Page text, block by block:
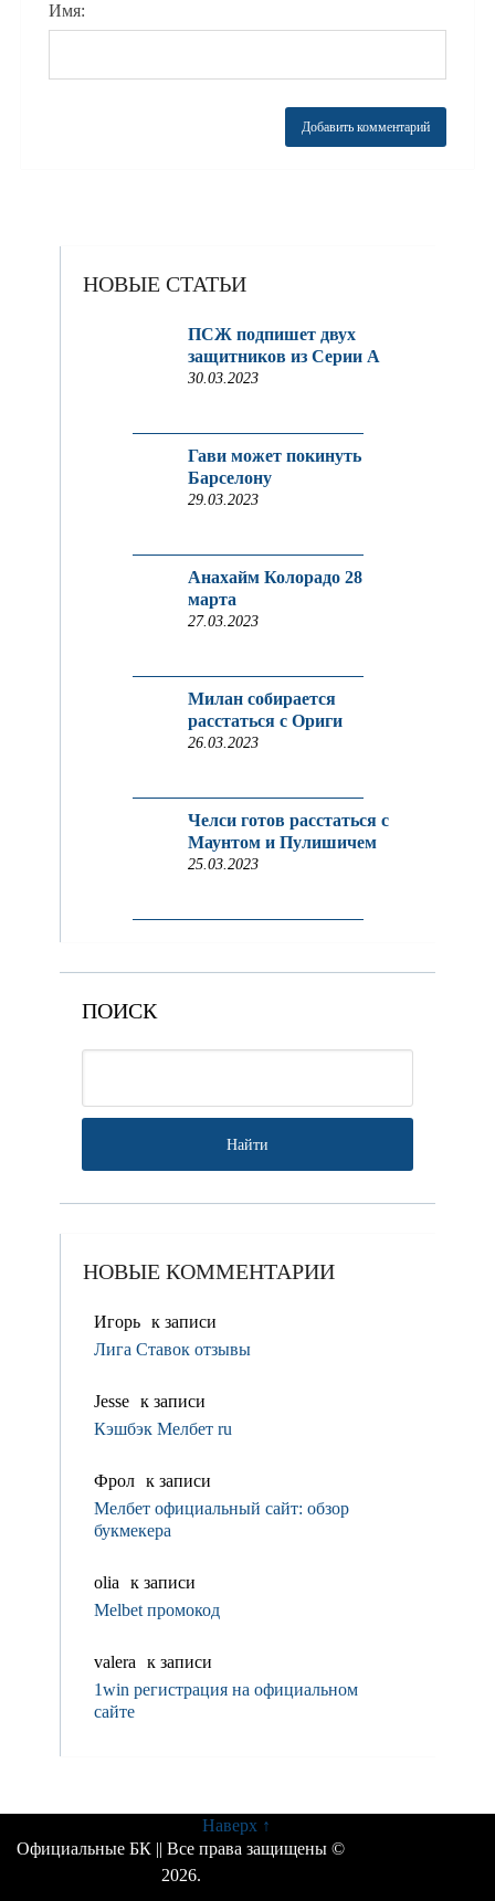
Имя:
НОВЫЕ СТАТЬИ
ПСЖ подпишет двух
защитников из Серии A
30.03.2023
Гави может покинуть
Барселону
29.03.2023
Анахайм Колорадо 28
марта
27.03.2023
Милан собирается
расстаться с Ориги
26.03.2023
Челси готов расстаться с
Маунтом и Пулишичем
25.03.2023
ПОИСК
НОВЫЕ КОММЕНТАРИИ
Игорь к записи
Лига Ставок отзывы
Jesse к записи
Кэшбэк Мелбет ru
Фрол к записи
Мелбет официальный сайт: обзор
букмекера
olia
к записи
Melbet промокод
valerа
к записи
1win регистрация на официальном
сайте
Официальные БК || Все права защищены ©
2026.
Наверх ↑